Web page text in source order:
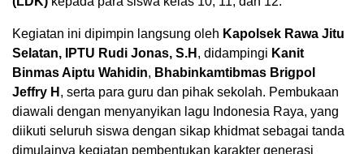
Kegiatan ini dipimpin langsung oleh Kapolsek Rawa Jitu
Selatan, IPTU Rudi Jonas, S.H , didampingi Kanit
Binmas Aiptu Wahidin, Bhabinkamtibmas Brigpol
Jeffry H , serta para guru dan pihak sekolah. Pembukaan
diawali dengan menyanyikan lagu Indonesia Raya, yang
diikuti seluruh siswa dengan sikap khidmat sebagai tanda
dimulainya kegiatan pembentukan karakter generasi